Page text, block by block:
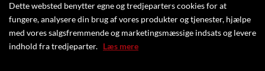
Dette websted benytter egne og tredjeparters cookies for at
fungere, analysere din brug af vores produkter og tjenester, hjælpe
med vores salgsfremmende og marketingsmæssige indsats og levere
indhold fra tredjeparter. Læs mere